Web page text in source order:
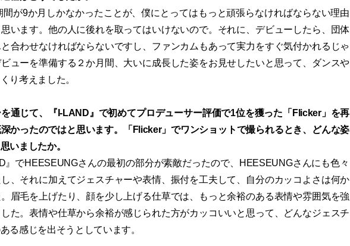
間が9か月しかなかったことが、僕にとってはもっと頑張らなければならない理由
います。他の人に後れを取ってはいけないので。それに、デビューしたら、団体
合わせなければならないですし、ファンカムもあって実力をすぐ気付かれるじゃ
ューを準備する２か月間、大いに成長した姿をお見せしたいと思って、ダンスや
り考えました。
通じて、『I-LAND』で初めてプロデューサー評価で1位を獲った「Flicker」を再
かったのではと思います。「Flicker」でワンショットで撮られるとき、どんな姿
いましたか。
』でHEESEUNGさんの最初の部分が素敵だったので、HEESEUNGさんにも色々
、それに加えてジェスチャーや表情、振付を工夫して、自分のカッコよさは何か
眉毛を上げたり、顔を少し上げる仕草では、もっと余裕のある表情や雰囲気を強
た。表情や仕草から余裕が感じられた方がカッコいいと思って、どんなジェスチ
る感じを出そうとしています。